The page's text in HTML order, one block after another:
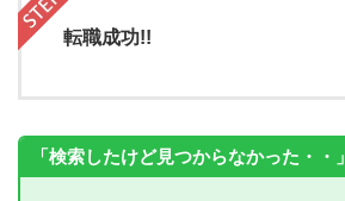
転職成功!!
「検索したけど見つからなかった・・」